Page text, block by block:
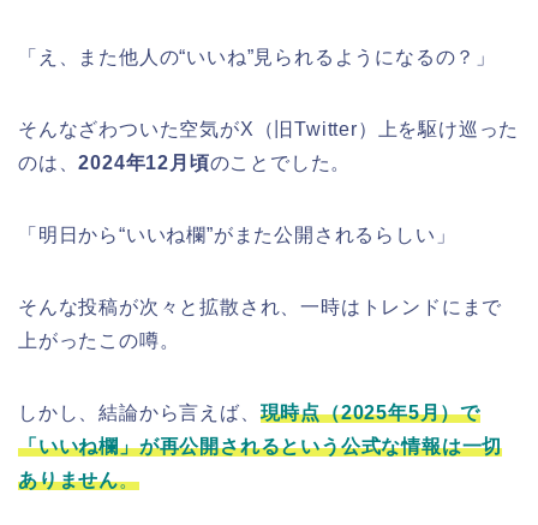
「え、また他人の“いいね”見られるようになるの？」
そんなざわついた空気がX（旧Twitter）上を駆け巡った
のは、2024年12月頃のことでした。
「明日から“いいね欄”がまた公開されるらしい」
そんな投稿が次々と拡散され、一時はトレンドにまで
上がったこの噂。
しかし、結論から言えば、 現時点（2025年5月）で
「いいね欄」が再公開されるという公式な情報は一切
ありません。